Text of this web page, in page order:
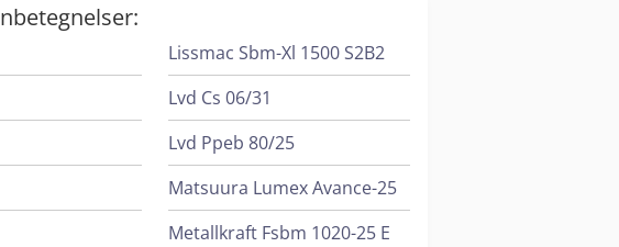
Lissmac Sbm-Xl 1500 S2B2
Lvd Cs 06/31
Lvd Ppeb 80/25
Matsuura Lumex Avance-25
Metallkraft Fsbm 1020-25 E